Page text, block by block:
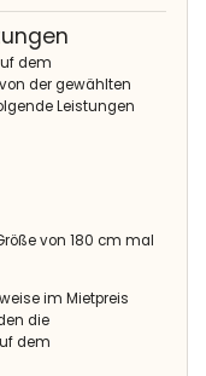
dem
der gewählten
Leistungen
von 180 cm mal
im Mietpreis
die
dem